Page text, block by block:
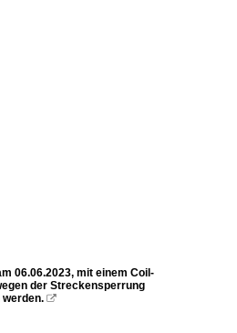
06.06.2023, mit einem Coil-
der Streckensperrung
